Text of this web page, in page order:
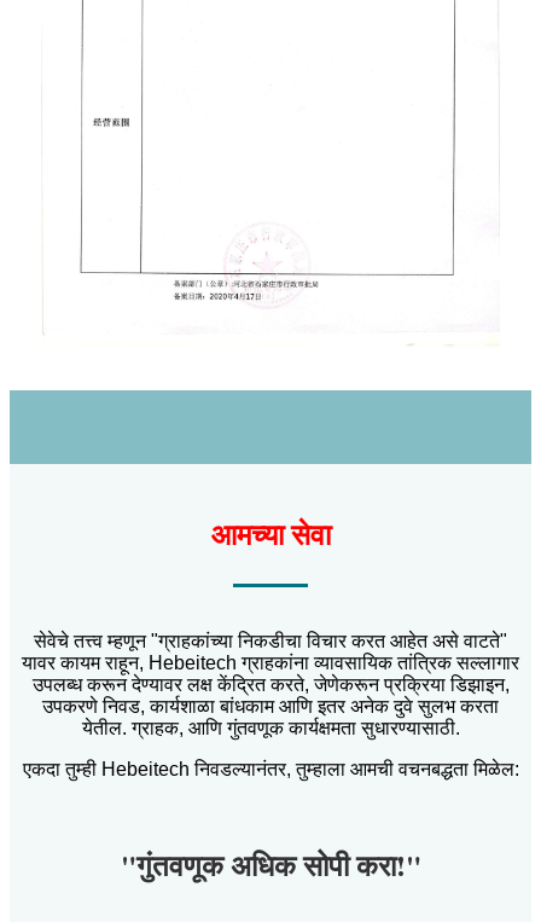
आमच्या सेवा
सेवेचे तत्त्व म्हणून "ग्राहकांच्या निकडीचा विचार करत आहेत असे वाटते"
यावर कायम राहून, Hebeitech ग्राहकांना व्यावसायिक तांत्रिक सल्लागार
उपलब्ध करून देण्यावर लक्ष केंद्रित करते, जेणेकरून प्रक्रिया डिझाइन,
उपकरणे निवड, कार्यशाळा बांधकाम आणि इतर अनेक दुवे सुलभ करता
येतील. ग्राहक, आणि गुंतवणूक कार्यक्षमता सुधारण्यासाठी.
एकदा तुम्ही Hebeitech निवडल्यानंतर, तुम्हाला आमची वचनबद्धता मिळेल:
"गुंतवणूक अधिक सोपी करा!"